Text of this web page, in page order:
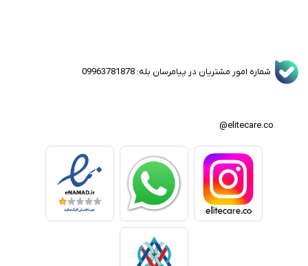
شماره امور مشتریان در پیامرسان بله: 09963781878